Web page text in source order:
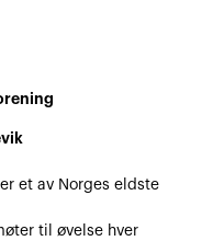
et av Norges eldste
til øvelse hver